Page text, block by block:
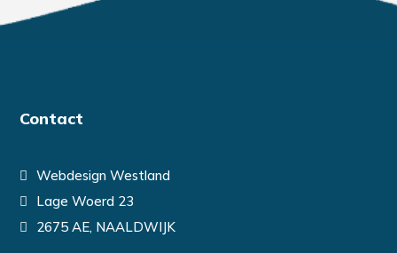
Contact
Webdesign Westland
Lage Woerd 23
2675 AE, NAALDWIJK